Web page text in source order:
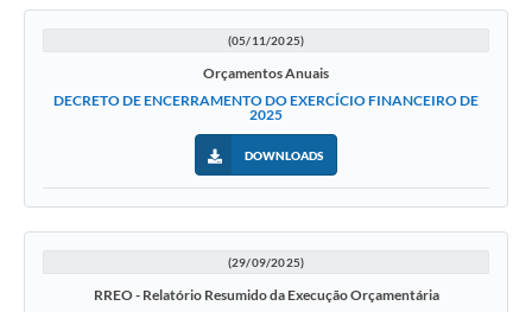
(05/11/2025)
Orçamentos Anuais
DECRETO DE ENCERRAMENTO DO EXERCÍCIO FINANCEIRO DE
2025
DOWNLOADS
(29/09/2025)
RREO - Relatório Resumido da Execução Orçamentária